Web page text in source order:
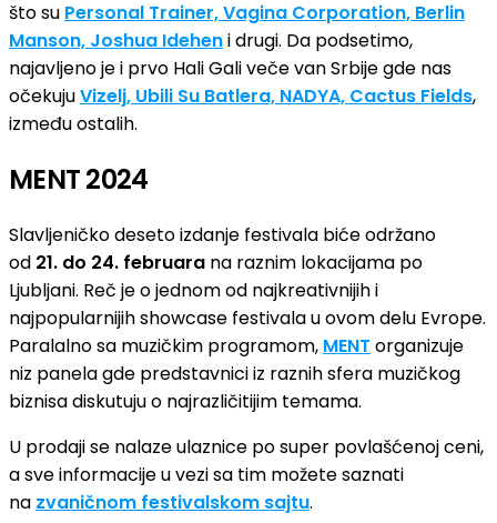
što su Personal Trainer, Vagina Corporation, Berlin
Manson, Joshua Ideheni drugi. Da podsetimo,
najavljeno je i prvo Hali Gali veče van Srbije gde nas
očekujuVizelj, Ubili Su Batlera, NADYA, Cactus Fields,
između ostalih.
MENT 2024
Slavljeničko deseto izdanje festivala biće održano
od 21. do 24. februara na raznim lokacijama po
Ljubljani. Reč je o jednom od najkreativnijih i
najpopularnijih showcase festivala u ovom delu Evrope.
Paralalno sa muzičkim programom, MENT organizuje
niz panela gde predstavnici iz raznih sfera muzičkog
biznisa diskutuju o najrazličitijim temama.
U prodaji se nalaze ulaznice po super povlašćenoj ceni,
a sve informacije u vezi sa tim možete saznati
na zvaničnom festivalskom sajtu.